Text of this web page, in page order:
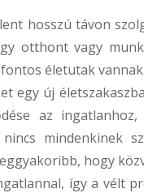
hosszú távon
otthont vagy
életutak
egy új
az
mindenkinek
hogy
így a vélt